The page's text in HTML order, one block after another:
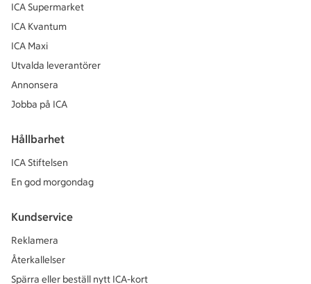
ICA Supermarket
ICA Kvantum
ICA Maxi
Utvalda leverantörer
Annonsera
Jobba på ICA
Hållbarhet
ICA Stiftelsen
En god morgondag
Kundservice
Reklamera
Återkallelser
Spärra eller beställ nytt ICA-kort